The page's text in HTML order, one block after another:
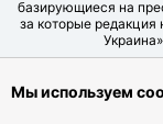
базирующиеся на
за которые
©
Мы используем